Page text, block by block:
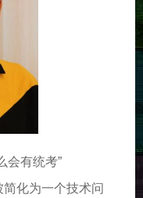
会有统考”
简化为一个技术问